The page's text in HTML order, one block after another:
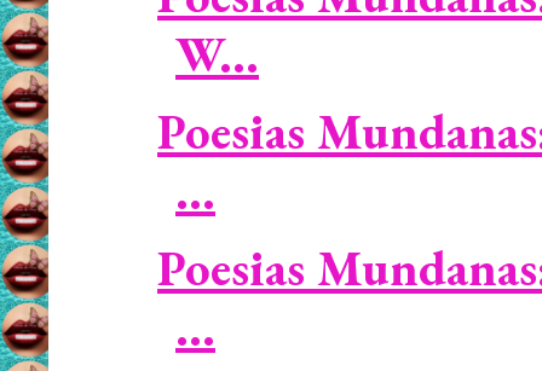
W...
Poesias
...
Poesias
...